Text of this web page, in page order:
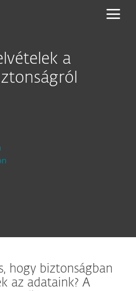
a
hogy biztonságban
az adataink? A